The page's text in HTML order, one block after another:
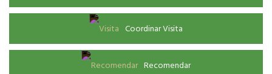
Coordinar Visita
Recomendar